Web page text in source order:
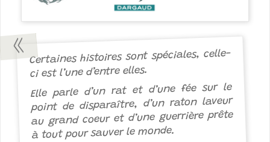
Certaines histoires sont spéciales, celle-
ci est l’une d’entre elles.
Elle parle d’un rat et d’une fée sur le
point de disparaître, d’un raton laveur
au grand coeur et d’une guerrière prête
à tout pour sauver le monde.